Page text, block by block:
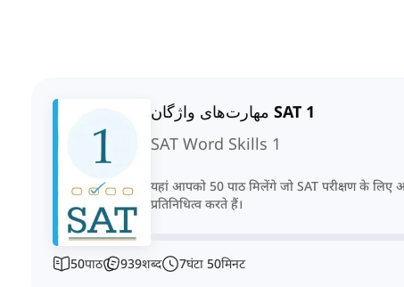
مهارت‌های واژگان SAT 1
SAT Word Skills 1
यहां आपको 50 पाठ मिलेंगे जो SAT परीक्षण के
प्रतिनिधित्व करते हैं।
50पाठ 939शब्द 7घंटा 50मिनट